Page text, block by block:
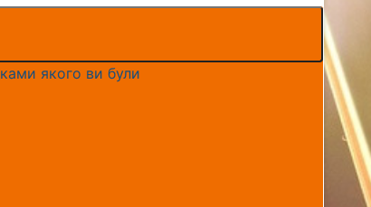
якого ви були